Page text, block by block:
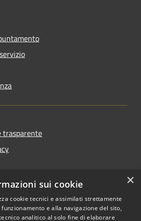
trasparente
×
sui cookie
cookie tecnici e assimilati strettamente
e alla navigazione del sito,
analitico al solo fine di elaborare